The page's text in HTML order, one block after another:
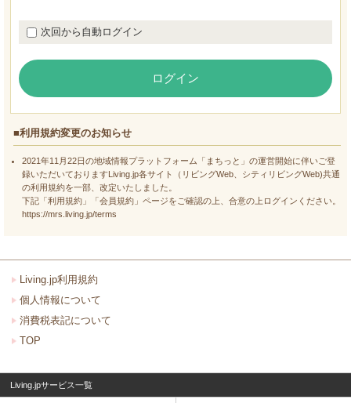
次回から自動ログイン
ログイン
■利用規約変更のお知らせ
2021年11月22日の地域情報プラットフォーム「まちっと」の運営開始に伴いご登
録いただいておりますLiving.jp各サイト（リビングWeb、シティリビングWeb)共通
の利用規約を一部、改定いたしました。
下記「利用規約」「会員規約」ページをご確認の上、合意の上ログインください。
https://mrs.living.jp/terms
Living.jp利用規約
個人情報について
消費税表記について
TOP
Living.jpサービス一覧